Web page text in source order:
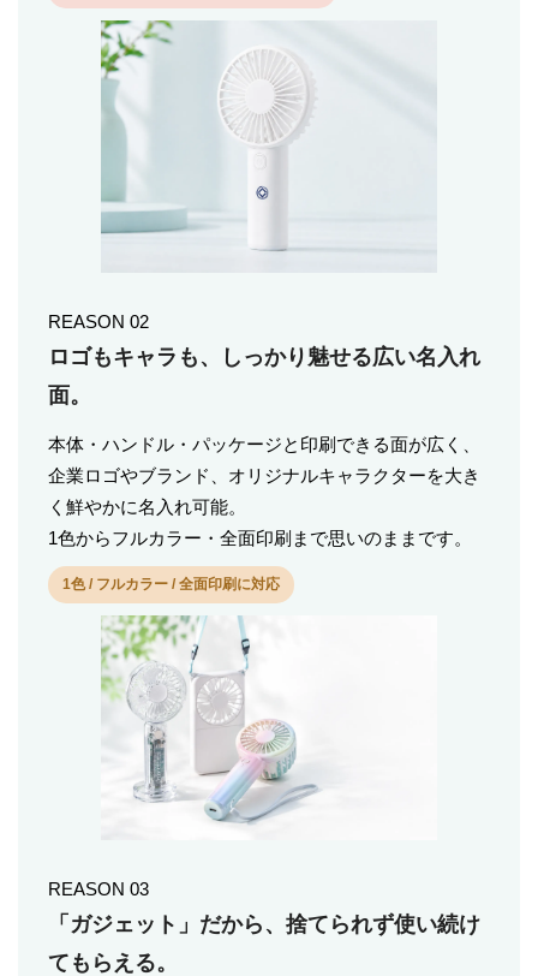
REASON 02
ロゴもキャラも、しっかり魅せる広い名入れ
面。
本体・ハンドル・パッケージと印刷できる面が広く、
企業ロゴやブランド、オリジナルキャラクターを大き
く鮮やかに名入れ可能。
1色からフルカラー・全面印刷まで思いのままです。
1色 / フルカラー / 全面印刷に対応
REASON 03
「ガジェット」だから、捨てられず使い続け
てもらえる。